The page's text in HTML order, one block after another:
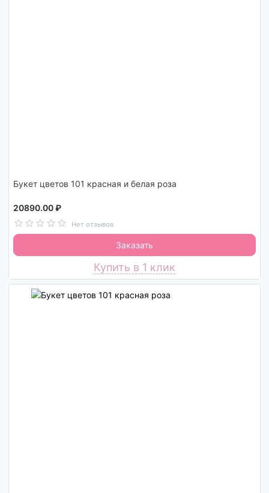
Букет цветов 101 красная и белая роза
20890.00 ₽
Нет отзывов
Заказать
Купить в 1 клик